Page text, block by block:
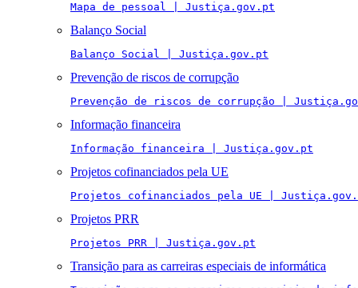
Mapa de pessoal | Justiça.gov.pt
Balanço Social
Balanço Social | Justiça.gov.pt
Prevenção de riscos de corrupção
Prevenção de riscos de corrupção |
Informação financeira
Informação financeira | Justiça.gov.pt
Projetos cofinanciados pela UE
Projetos cofinanciados pela UE |
Projetos PRR
Projetos PRR | Justiça.gov.pt
Transição para as carreiras especiais de informática